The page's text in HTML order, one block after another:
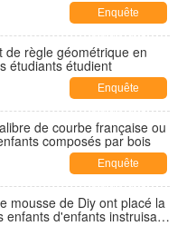
Enquête
maintenant
de règle géométrique en
étudiants étudient
Enquête
maintenant
de courbe française ou
composés par bois
Enquête
maintenant
mousse de Diy ont placé la
enfants d'enfants instruisant